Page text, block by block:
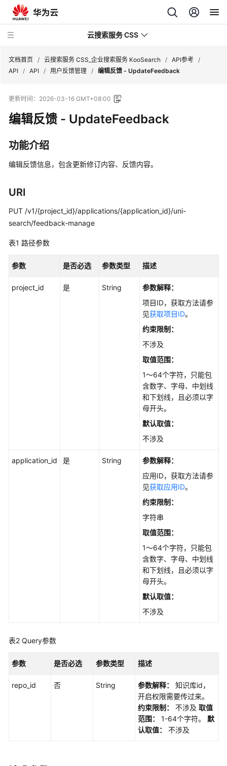
云搜索服务 CSS
产
介
绍
指
南
佳
践
API
何
识
版
管
文档首页 / 云搜索服务 CSS_企业搜索服务 KooSearch / API参考 /
API / API / 用户反馈管理 / 编辑反馈 - UpdateFeedback
更新时间： 2026-03-16 GMT+08:00
编辑反馈 - UpdateFeedback
功能介绍
编辑反馈信息，包含更新修订内容、反馈内容。
URI
PUT /v1/{project_id}/applications/{application_id}/uni-
search/feedback-manage
表1 路径参数
参数 是否必选 参数类型 描述
project_id 是 String
参数解释：
项目ID，获取方法请参
见获取项目ID。
约束限制：
不涉及
取值范围：
1～64个字符，只能包
含数字、字母、中划线
和下划线，且必须以字
母开头。
默认取值：
不涉及
application_id 是 String
参数解释：
应用ID，获取方法请参
见获取应用ID。
约束限制：
字符串
取值范围：
1～64个字符，只能包
含数字、字母、中划线
和下划线，且必须以字
母开头。
默认取值：
不涉及
表2 Query参数
参数 是否必选 参数类型 描述
repo_id 否 String 参数解释：
知识库id，
开启权限需要传过来。
约束限制：
不涉及 取值
范围：
1-64个字符。 默
认取值：
不涉及